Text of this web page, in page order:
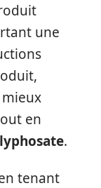
une
en
.
tenant